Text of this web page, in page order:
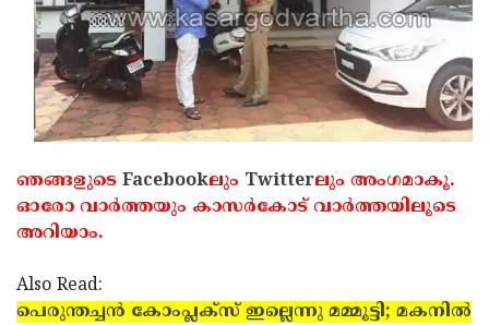
ഞങ്ങളുടെ Facebookലും Twitterലും അംഗമാകൂ.
ഓരോ വാര്‍ത്തയും കാസര്‍കോട് വാര്‍ത്തയിലൂടെ
അറിയാം.
Also Read:
പെരുന്തച്ചന്‍ കോംപ്ലക്‌സ് ഇല്ലെന്നു മമ്മൂട്ടി; മകനില്‍